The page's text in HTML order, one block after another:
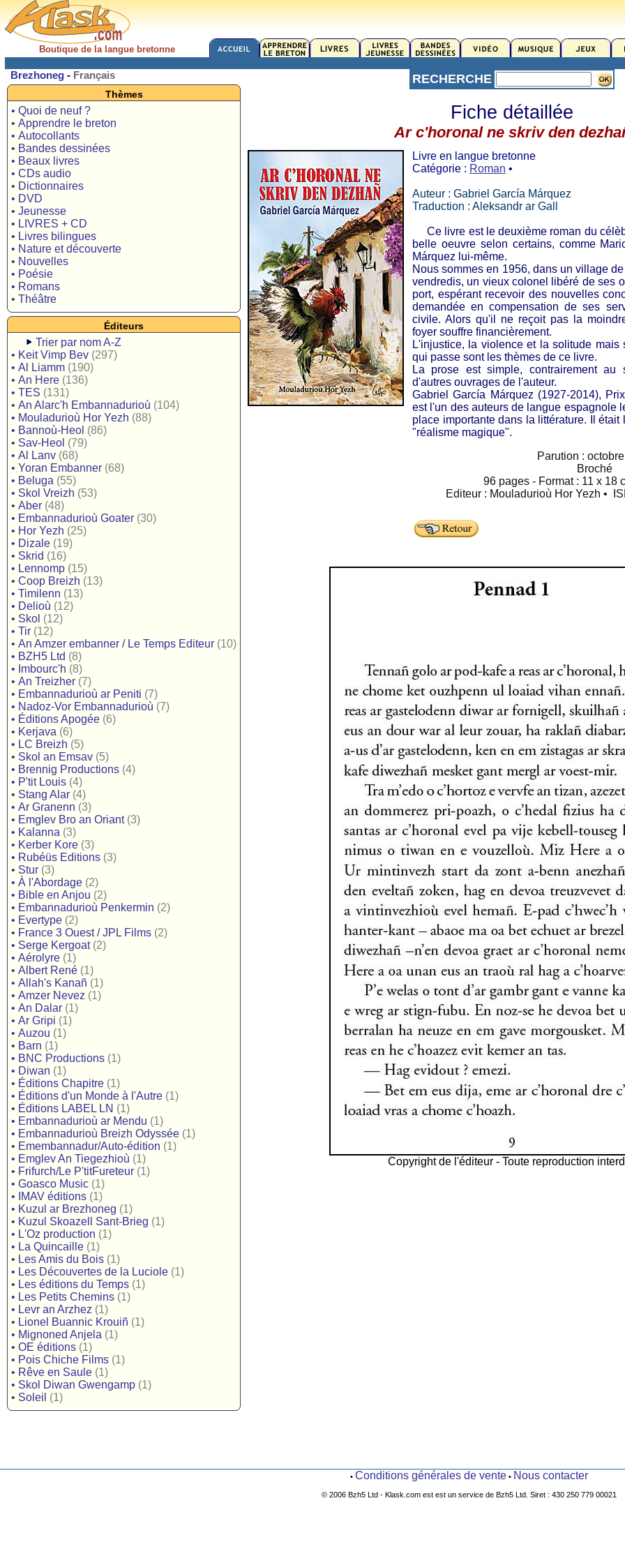
Boutique de la langue bretonne
Brezhoneg - Français
Thèmes
• Quoi de neuf ?
• Apprendre le breton
• Autocollants
• Bandes dessinées
• Beaux livres
• CDs audio
• Dictionnaires
• DVD
• Jeunesse
• LIVRES + CD
• Livres bilingues
• Nature et découverte
• Nouvelles
• Poésie
• Romans
• Théâtre
Éditeurs
Trier par nom A-Z
• Keit Vimp Bev (297)
• Al Liamm (190)
• An Here (136)
• TES (131)
• An Alarc'h Embannadurioù (104)
• Mouladurioù Hor Yezh (88)
• Bannoù-Heol (86)
• Sav-Heol (79)
• Al Lanv (68)
• Yoran Embanner (68)
• Beluga (55)
• Skol Vreizh (53)
• Aber (48)
• Embannadurioù Goater (30)
• Hor Yezh (25)
• Dizale (19)
• Skrid (16)
• Lennomp (15)
• Coop Breizh (13)
• Timilenn (13)
• Delioù (12)
• Skol (12)
• Tir (12)
• An Amzer embanner / Le Temps Editeur (10)
• BZH5 Ltd (8)
• Imbourc'h (8)
• An Treizher (7)
• Embannadurioù ar Peniti (7)
• Nadoz-Vor Embannadurioù (7)
• Éditions Apogée (6)
• Kerjava (6)
• LC Breizh (5)
• Skol an Emsav (5)
• Brennig Productions (4)
• P'tit Louis (4)
• Stang Alar (4)
• Ar Granenn (3)
• Emglev Bro an Oriant (3)
• Kalanna (3)
• Kerber Kore (3)
• Rubéüs Editions (3)
• Stur (3)
• À l'Abordage (2)
• Bible en Anjou (2)
• Embannadurioù Penkermin (2)
• Evertype (2)
• France 3 Ouest / JPL Films (2)
• Serge Kergoat (2)
• Aérolyre (1)
• Albert René (1)
• Allah's Kanañ (1)
• Amzer Nevez (1)
• An Dalar (1)
• Ar Gripi (1)
• Auzou (1)
• Barn (1)
• BNC Productions (1)
• Diwan (1)
• Éditions Chapitre (1)
• Éditions d'un Monde à l'Autre (1)
• Éditions LABEL LN (1)
• Embannadurioù ar Mendu (1)
• Embannadurioù Breizh Odyssée (1)
• Emembannadur/Auto-édition (1)
• Emglev An Tiegezhioù (1)
• Frifurch/Le P'titFureteur (1)
• Goasco Music (1)
•
IMAV éditions (1)
• Kuzul ar Brezhoneg (1)
• Kuzul Skoazell Sant-Brieg (1)
• L'Oz production (1)
• La Quincaille (1)
• Les Amis du Bois (1)
• Les Découvertes de la Luciole (1)
• Les éditions du Temps (1)
• Les Petits Chemins (1)
• Levr an Arzhez (1)
• Lionel Buannic Krouiñ (1)
• Mignoned Anjela (1)
• OE éditions (1)
• Pois Chiche Films (1)
• Rêve en Saule (1)
• Skol Diwan Gwengamp (1)
• Soleil (1)
RECHERCHE
Fiche détaillée
Ar c'horonal ne skriv den
Livre en langue bretonne
Catégorie : Roman •
Auteur : Gabriel García Márquez
Traduction : Aleksandr ar Gall
Ce livre est le deuxième roman du
belle oeuvre selon certains, comme
Márquez lui-même.
Nous sommes en 1956, dans un village
vendredis, un vieux colonel libéré de ses
port, espérant recevoir des nouvelles
demandée en compensation de ses
civile. Alors qu'il ne reçoit pas la
foyer souffre financièrement.
L'injustice, la violence et la solitude mais
qui passe sont les thèmes de ce livre.
La prose est simple, contrairement au
d'autres ouvrages de l'auteur.
Gabriel García Márquez (1927-2014),
est l'un des auteurs de langue espagnole
place importante dans la littérature. Il
"réalisme magique".
Parution :
Broché
96 pages - Format : 11 x 18
Editeur : Mouladurioù Hor Yezh •
Copyright de l'éditeur - Toute reproduction
• Conditions générales de vente• Nous contacter
© 2006 Bzh5 Ltd - Klask.com est est un service de Bzh5 Ltd. Siret : 430 250 779 00021